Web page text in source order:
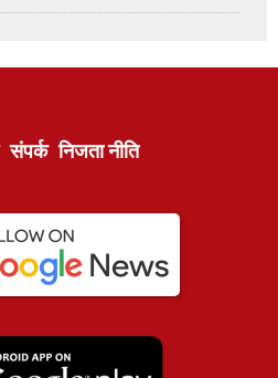
संपर्क निजता नीति